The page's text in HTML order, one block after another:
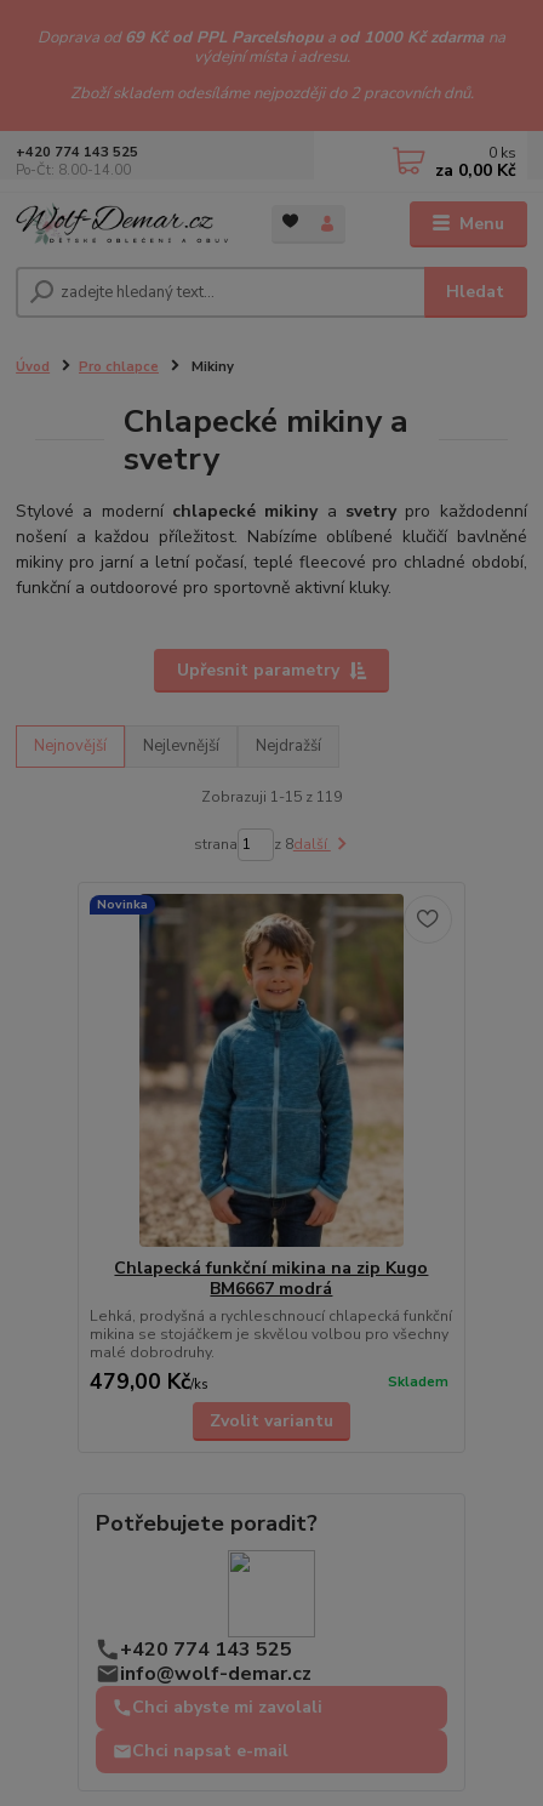
Doprava od69 Kč od PPL Parcelshopu a od 1000 Kč zdarma na
výdejní místa i adresu.
Zboží skladem odesíláme nejpozději do 2 pracovních dnů.
Menu
Hledat
+420 774 143 525
Po-Čt: 8.00-14.00
0 ks
za 0,00 Kč
Úvod Pro chlapce Mikiny
Chlapecké mikiny a
svetry
Stylové a moderní chlapecké mikiny a svetry pro každodenní
nošení a každou příležitost. Nabízíme oblíbené klučičí bavlněné
mikiny pro jarní a letní počasí, teplé fleecové pro chladné období,
funkční a outdoorové pro sportovně aktivní kluky.
Upřesnit parametry
Nejnovější Nejlevnější Nejdražší
Zobrazuji 1-15 z 119
strana z 8další
Novinka
Chlapecká funkční mikina na zip Kugo
BM6667 modrá
Lehká, prodyšná a rychleschnoucí chlapecká funkční
mikina se stojáčkem je skvělou volbou pro všechny
malé dobrodruhy.
479,00 Kč/ks Skladem
Zvolit variantu
Potřebujete poradit?
+420 774 143 525
info@wolf-demar.cz
Chci abyste mi zavolali
Chci napsat e-mail